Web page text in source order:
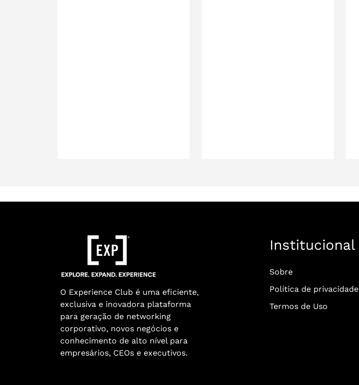
O Experience Club é uma eficiente,
exclusiva e inovadora plataforma
para geração de networking
corporativo, novos negócios e
conhecimento de alto nível para
empresários, CEOs e executivos.
Institucional
Sobre
Política de privacidade
Termos de Uso